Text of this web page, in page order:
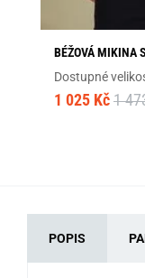
BÉŽOVÁ MIKINA
Dostupné
1 025 Kč 1
POPIS